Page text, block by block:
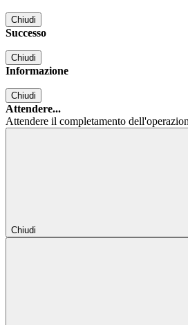
Chiudi
Successo
Chiudi
Informazione
Chiudi
Attendere...
Attendere il completamento
Chiudi